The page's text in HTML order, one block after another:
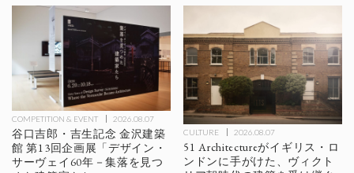
COMPETITION & EVENT 2026.08.07
谷口吉郎・吉生記念 金沢建築
館 第13回企画展「デザイン・
サーヴェイ60年－集落を見つ
CULTURE 2026.08.07
51 Architectureがイギリス・ロ
ンドンに手がけた、ヴィクト